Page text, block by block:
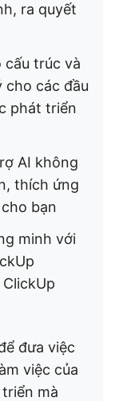
ra quyết
cấu trúc và
cho các đầu
phát triển
AI không
thích ứng
bạn
minh với
đưa việc
việc của
mà